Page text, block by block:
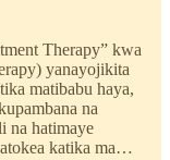
Therapy” kwa
yanayojikita
matibabu haya,
na
na hatimaye
katika ma…